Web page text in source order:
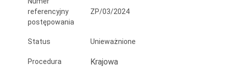
oraz
remont
dachu
referencyjny
postępowania
ZP/03/2024
Status Unieważnione
Procedura Krajowa